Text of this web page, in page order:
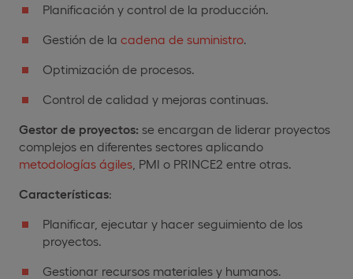
Planificación y control de la producción.
Gestión de la cadena de suministro
Optimización de procesos.
Control de calidad y mejoras continuas.
Gestor de proyectos: se encargan de liderar proyectos
complejos en diferentes sectores aplicando
metodologías ágiles , PMI o PRINCE2 entre otras.
Características:
Planificar, ejecutar y hacer seguimiento de los
proyectos.
Gestionar recursos materiales y humanos.